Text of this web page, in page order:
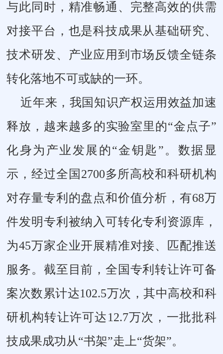
与此同时，精准畅通、完整高效的供需
对接平台，也是科技成果从基础研究、
技术研发、产业应用到市场反馈全链条
转化落地不可或缺的一环。
近年来，我国知识产权运用效益加速
释放，越来越多的实验室里的“金点子”
化身为产业发展的“金钥匙”。数据显
示，经过全国2700多所高校和科研机构
对存量专利的盘点和价值分析，有68万
件发明专利被纳入可转化专利资源库，
为45万家企业开展精准对接、匹配推送
服务。截至目前，全国专利转让许可备
案次数累计达102.5万次，其中高校和科
研机构转让许可达12.7万次，一批批科
技成果成功从“书架”走上“货架”。